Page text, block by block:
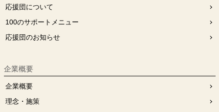
応援団について
100のサポートメニュー
応援団のお知らせ
企業概要
企業概要
理念・施策